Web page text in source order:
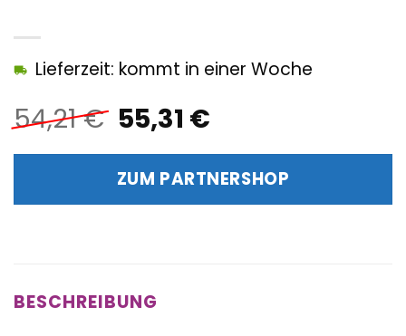
54,21€ Ursprünglicher
Preis
war:
54,21 €
55,31 €Aktueller
ist:
55,31 €.
Lieferzeit: kommt in einer Woche
ZUM PARTNERSHOP
BESCHREIBUNG